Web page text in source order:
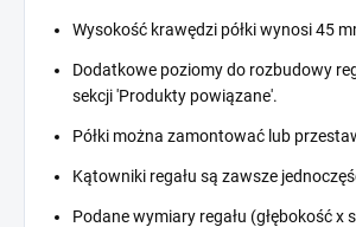
Wysokość krawędzi półki wynosi 45
Dodatkowe poziomy do rozbudowy
sekcji 'Produkty powiązane'.
Półki można zamontować lub
Kątowniki regału są zawsze
Podane wymiary regału (głębokość x